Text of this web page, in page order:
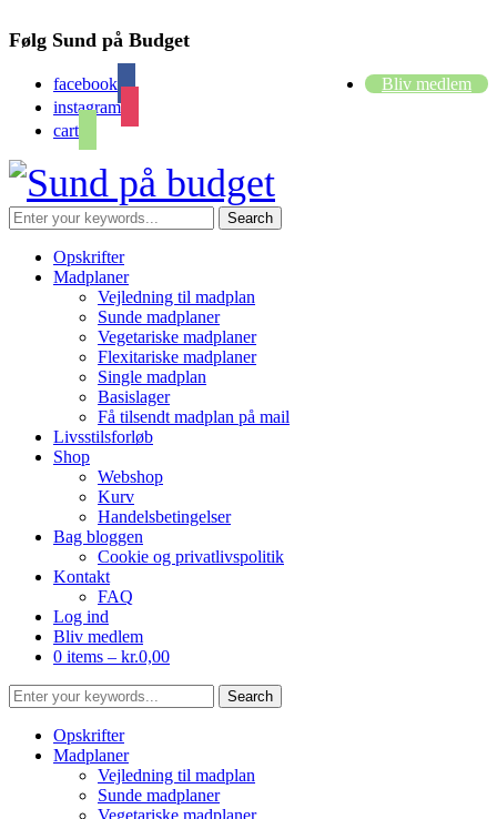
Følg Sund på Budget
facebook
instagram
cart
Bliv medlem
Opskrifter
Madplaner
Vejledning til madplan
Sunde madplaner
Vegetariske madplaner
Flexitariske madplaner
Single madplan
Basislager
Få tilsendt madplan på mail
Livsstilsforløb
Shop
Webshop
Kurv
Handelsbetingelser
Bag bloggen
Cookie og privatlivspolitik
Kontakt
FAQ
Log ind
Bliv medlem
0 items – kr.0,00
Opskrifter
Madplaner
Vejledning til madplan
Sunde madplaner
Vegetariske madplaner